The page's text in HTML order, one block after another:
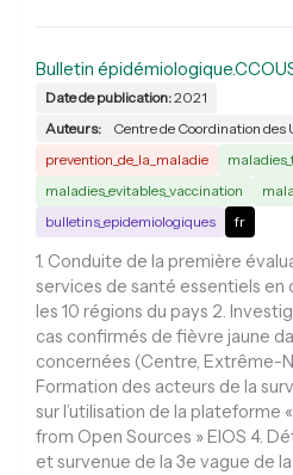
Bulletin
Date de publication:2021
Auteurs:
Centre de Coordination des
prevention_de_la_maladie
maladies_evitables_vaccination
bulletins_epidemiologiques
fr
1. Conduite de la première
services de santé essentiels en
les 10 régions du pays 2.
cas confirmés de fièvre jaune
concernées (Centre, Extrême-
Formation des acteurs de la
sur l’utilisation de la plateforme
from Open Sources » EIOS 4.
et survenue de la 3e vague de